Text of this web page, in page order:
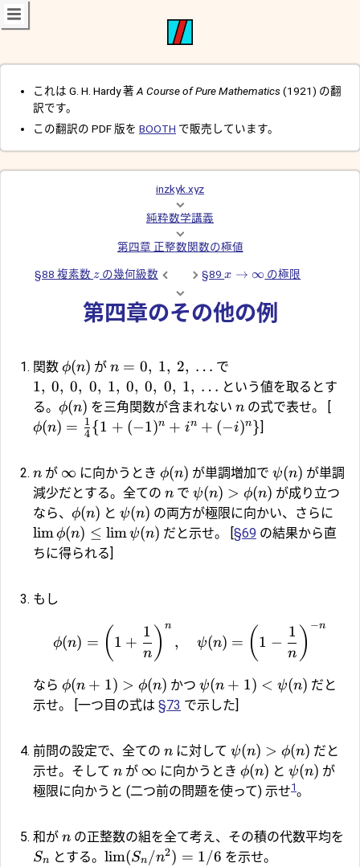
これは G. H. Hardy 著 A Course of Pure Mathematics(1921) の翻
訳です。
この翻訳の PDF 版を BOOTH で販売しています。
inzkyk.xyz
純粋数学講義
第四章 正整数関数の極値
§88 複素数 zの幾何級数 §89x → ∞ の極限
第四章のその他の例
関数 ϕ(n) が n = 0, 1, 2, … で
1, 0, 0, 0, 1, 0, 0, 0, 1, … という値を取るとす
る。 ϕ(n) を三角関数が含まれない n の式で表せ。 [
ϕ(n) = 4
1 {1 + (−1)n + in + (−i)n}]
n が ∞ に向かうとき ϕ(n) が単調増加で ψ(n) が単調
減少だとする。全ての n で ψ(n) > ϕ(n) が成り立つ
なら、 ϕ(n) と ψ(n) の両方が極限に向かい、さらに
limϕ(n) ≤ limψ(n) だと示せ。 [§69 の結果から直
ちに得られる]
もし
ϕ(n) = ( 1 +
n
1 ) n
, ψ(n) = ( 1 −
n
1 ) −n
なら ϕ(n + 1) > ϕ(n) かつψ(n + 1) < ψ(n) だと
示せ。 [一つ目の式は §73 で示した]
前問の設定で、全ての n に対して ψ(n) > ϕ(n) だと
示せ。そして n が ∞ に向かうとき ϕ(n) と ψ(n) が
極限に向かうと (二つ前の問題を使って) 示せ1。
和が n の正整数の組を全て考え、その積の代数平均を
Sn とする。lim(Sn /n2) = 1/6 を示せ。